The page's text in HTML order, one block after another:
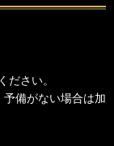
さい。
備がない場合は加